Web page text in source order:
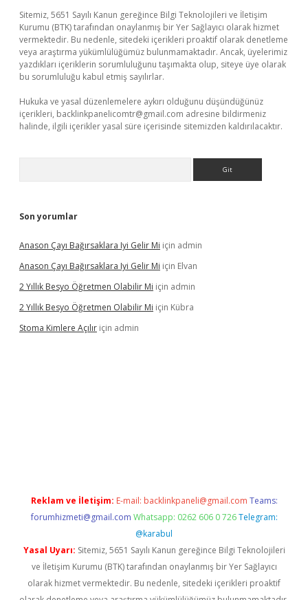
Sitemiz, 5651 Sayılı Kanun gereğince Bilgi Teknolojileri ve İletişim
Kurumu (BTK) tarafından onaylanmış bir Yer Sağlayıcı olarak hizmet
vermektedir. Bu nedenle, sitedeki içerikleri proaktif olarak denetleme
veya araştırma yükümlülüğümüz bulunmamaktadır. Ancak, üyelerimiz
yazdıkları içeriklerin sorumluluğunu taşımakta olup, siteye üye olarak
bu sorumluluğu kabul etmiş sayılırlar.
Hukuka ve yasal düzenlemelere aykırı olduğunu düşündüğünüz
içerikleri, backlinkpanelicomtr@gmail.com adresine bildirmeniz
halinde, ilgili içerikler yasal süre içerisinde sitemizden kaldırılacaktır.
Son yorumlar
Anason Çayı Bağırsaklara Iyi Gelir Mi için admin
Anason Çayı Bağırsaklara Iyi Gelir Mi için Elvan
2 Yıllık Besyo Öğretmen Olabilir Mi için admin
2 Yıllık Besyo Öğretmen Olabilir Mi için Kübra
Stoma Kimlere Açılır için admin
Reklam ve İletişim: E-mail: backlinkpaneli@gmail.com Teams:
forumhizmeti@gmail.com Whatsapp: 0262 606 0 726 Telegram:
@karabul
Yasal Uyarı: Sitemiz, 5651 Sayılı Kanun gereğince Bilgi Teknolojileri
ve İletişim Kurumu (BTK) tarafından onaylanmış bir Yer Sağlayıcı
olarak hizmet vermektedir. Bu nedenle, sitedeki içerikleri proaktif